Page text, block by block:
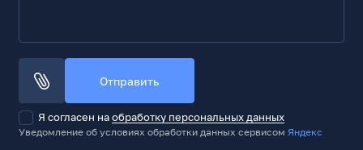
Отправить
Я согласен наобработку персональных данных
Уведомление об условиях обработки данных сервисомЯндекс